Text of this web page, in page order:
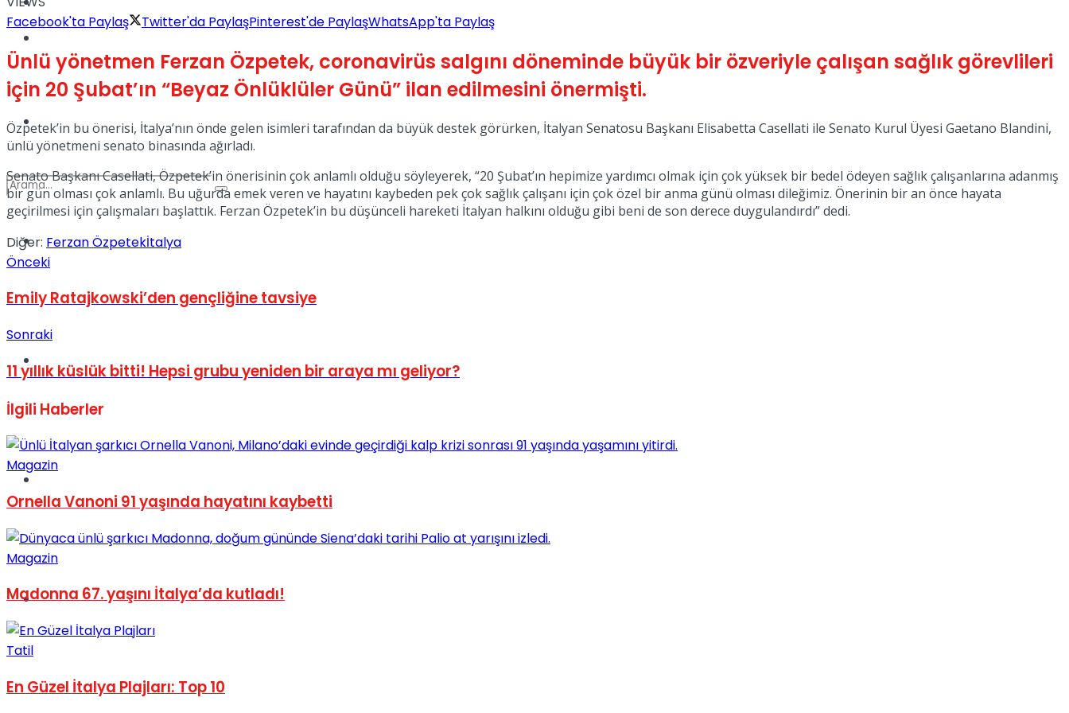
Dünya
Türkiye
Müzik
Tatil
No Result
Facebook'ta Paylaş
Twitter'da PaylaşPinterest'de PaylaşWhatsApp'ta Paylaş
Ünlü yönetmen Ferzan Özpetek, coronavirüs salgını döneminde büyük bir özveriyle çalışan sağlık görevlileri
için 20 Şubat’ın “Beyaz Önlüklüler Günü” ilan edilmesini önermişti.
Özpetek’in bu önerisi, İtalya’nın önde gelen isimleri tarafından da büyük destek görürken, İtalyan Senatosu Başkanı Elisabetta Casellati ile Senato Kurul Üyesi Gaetano Blandini,
ünlü yönetmeni senato binasında ağırladı.
Senato Başkanı Casellati, Özpetek’in önerisinin çok anlamlı olduğu söyleyerek, “20 Şubat’ın hepimize yardımcı olmak için çok yüksek bir bedel ödeyen sağlık çalışanlarına adanmış
bir gün olması çok anlamlı. Bu uğurda emek veren ve hayatını kaybeden pek çok sağlık çalışanı için çok özel bir anma günü olması dileğimiz. Önerinin bir an önce hayata
geçirilmesi için çalışmaları başlattık. Ferzan Özpetek’in bu düşünceli hareketi İtalyan halkını olduğu gibi beni de son derece duygulandırdı” dedi.
Diğer: Ferzan Özpetekİtalya
Önceki
Emily Ratajkowski’den gençliğine tavsiye
Sonraki
11 yıllık küslük bitti! Hepsi grubu yeniden bir araya mı geliyor?
İlgili Haberler
Magazin
Ornella Vanoni 91 yaşında hayatını kaybetti
Magazin
Madonna 67. yaşını İtalya’da kutladı!
Tatil
En Güzel İtalya Plajları: Top 10